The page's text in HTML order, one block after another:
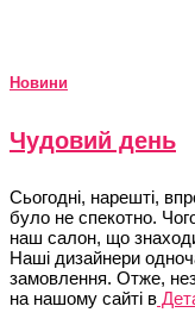
Новини
Чудовий день
Сьогодні, нарешті,
було не спекотно.
наш салон, що
Наші дизайнери
замовлення. Отже,
на нашому сайті в